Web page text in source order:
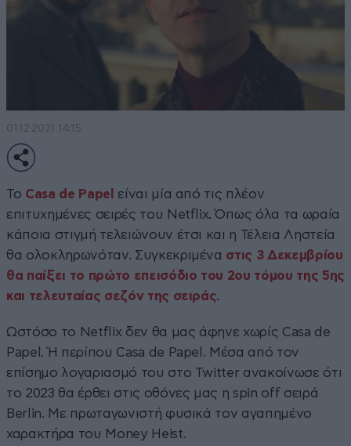
01·12·2021 14:15
Το Casa de Papel είναι μία από τις πλέον
επιτυχημένες σειρές του Netflix. Όπως όλα τα ωραία
κάποια στιγμή τελειώνουν έτσι και η Τέλεια Ληστεία
θα ολοκληρωνόταν. Συγκεκριμένα στις 3 Δεκεμβρίου
θα παίξει το πρώτο επεισόδιο του 2ου τόμου της 5ης
και τελευταίας σεζόν της σειράς.
Ωστόσο το Netflix δεν θα μας άφηνε χωρίς Casa de
Papel. Ή περίπου Casa de Papel. Μέσα από τον
επίσημο λογαριασμό του στο Twitter ανακοίνωσε ότι
το 2023 θα έρθει στις οθόνες μας η spin off σειρά
Berlin. Με πρωταγωνιστή φυσικά τον αγαπημένο
χαρακτήρα του Money Heist.